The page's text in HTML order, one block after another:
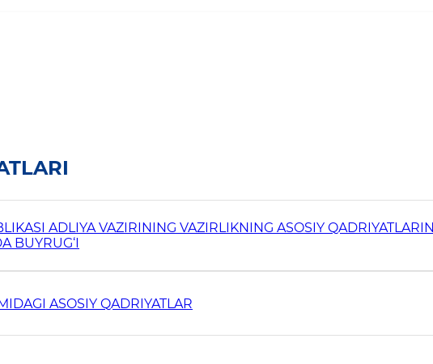
ADLIYA VAZIRINING VAZIRLIKNING ASOSIY QADRIYATLARINI
BUYRUG‘I
ASOSIY QADRIYATLAR